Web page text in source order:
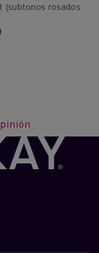
(subtonos rosados